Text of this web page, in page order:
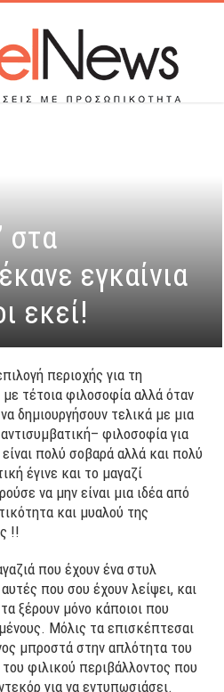
στα
εγκαίνια
εκεί!
περιοχής για τη
με τέτοια φιλοσοφία αλλά όταν
δημιουργήσουν τελικά με μια
φιλοσοφία για
πολύ σοβαρά αλλά και πολύ
έγινε και το μαγαζί
να μην είναι μια ιδέα από
και μυαλού της
!!
που έχουν ένα στυλ
που σου έχουν λείψει, και
ξέρουν μόνο κάποιοι που
Μόλις τα επισκέπτεσαι
μπροστά στην απλότητα του
φιλικού περιβάλλοντος που
για να εντυπωσιάσει.